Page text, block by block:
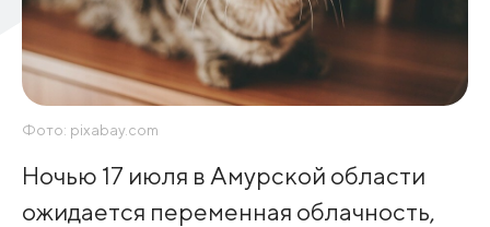
Фото: pixabay.com
Ночью 17 июля в Амурской области
ожидается переменная облачность,